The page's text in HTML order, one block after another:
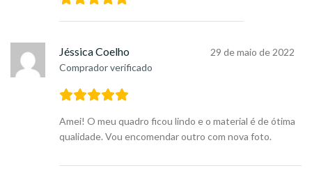
Jéssica Coelho
Comprador verificado
29 de maio de 2022
Amei! O meu quadro ficou lindo e o material é de ótima
qualidade. Vou encomendar outro com nova foto.